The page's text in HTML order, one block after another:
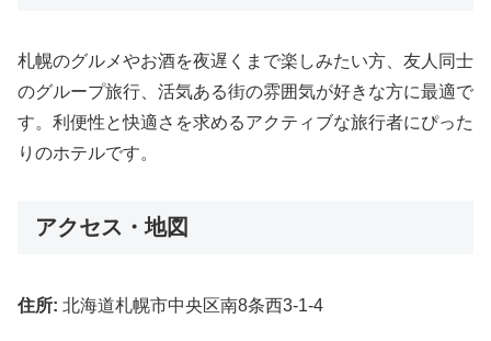
札幌のグルメやお酒を夜遅くまで楽しみたい方、友人同士
のグループ旅行、活気ある街の雰囲気が好きな方に最適で
す。利便性と快適さを求めるアクティブな旅行者にぴった
りのホテルです。
アクセス・地図
住所: 北海道札幌市中央区南8条西3-1-4